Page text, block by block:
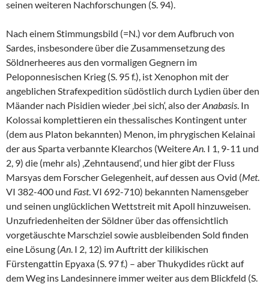
seinen weiteren Nachforschungen (S. 94).
Nach einem Stimmungsbild (=N.) vor dem Aufbruch von
Sardes, insbesondere über die Zusammensetzung des
Söldnerheeres aus den vormaligen Gegnern im
Peloponnesischen Krieg (S. 95 f.), ist Xenophon mit der
angeblichen Strafexpedition südöstlich durch Lydien über den
Mäander nach Pisidien wieder ‚bei sich‘, also derAnabasis. In
Kolossai komplettieren ein thessalisches Kontingent unter
(dem aus Platon bekannten) Menon, im phrygischen Kelainai
der aus Sparta verbannte Klearchos (WeitereAn. I 1, 9-11 und
2, 9) die (mehr als) ‚Zehntausend‘, und hier gibt der Fluss
Marsyas dem Forscher Gelegenheit, auf dessen aus Ovid (Met.
VI 382-400 und Fast. VI 692-710) bekannten Namensgeber
und seinen unglücklichen Wettstreit mit Apoll hinzuweisen.
Unzufriedenheiten der Söldner über das offensichtlich
vorgetäuschte Marschziel sowie ausbleibenden Sold finden
eine Lösung (An. I 2, 12) im Auftritt der kilikischen
Fürstengattin Epyaxa (S. 97 f.) – aber Thukydides rückt auf
dem Weg ins Landesinnere immer weiter aus dem Blickfeld (S.